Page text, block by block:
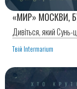
«МИР» МОСКВИ,
Дивіться, який Сунь-
Твій Intermarium